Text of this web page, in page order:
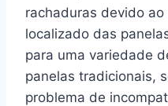
rachaduras devido
localizado das
para uma variedade
panelas tradicionais,
problema de